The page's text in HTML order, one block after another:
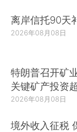
离岸信托90天
2026年08月08日
特朗普召开矿
关键矿产投资
2026年08月08日
境外收入征税